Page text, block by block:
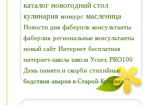
каталог новогодний стол
кулинария конкурс масленица
Новости дня фаберилк консультанты
фаберлик региональные консультанты
новый сайт Интернет бесплатная
интернет-школа школа Успех PRO100
День памяти и скорби стихийные
бедствия авария в Старой Купавна